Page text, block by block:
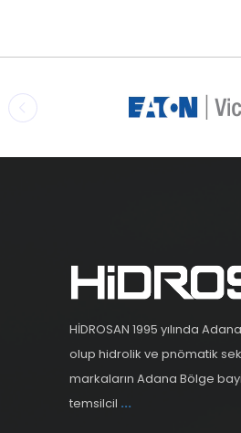
HİDROSAN 1995 yılında
olup hidrolik ve pnömatik
markaların Adana Bölge
temsilcil ...